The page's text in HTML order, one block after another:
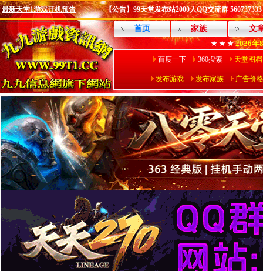
最新天堂1游戏开机预告 【公告】99天堂发布站2000人QQ交流群 560737333
首页 家族 文
★ ★ ★2026年
百度一下 360搜索 天堂图档
发布游戏 发布家族 广告价格